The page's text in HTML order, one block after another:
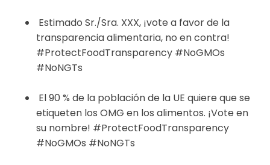
Estimado Sr./Sra. XXX, ¡vote a favor de la
transparencia alimentaria, no en contra!
#ProtectFoodTransparency #NoGMOs
#NoNGTs
El 90 % de la población de la UE quiere que se
etiqueten los OMG en los alimentos. ¡Vote en
su nombre! #ProtectFoodTransparency
#NoGMOs #NoNGTs